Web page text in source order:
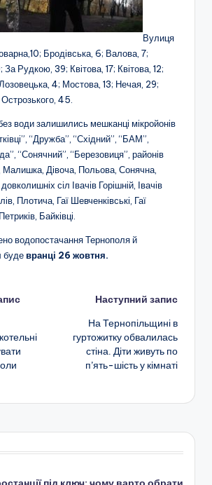
Вулиця
Бродівська, 6; Валова, 7;
За Рудкою, 39; Квітова, 17; Квітова, 12;
4; Мостова, 13; Нечая, 29;
45.
води залишились мешканці мікройонів
“Дружба”, “Східний”, “БАМ”,
“Сонячний”, “Березовиця”, районів
Малишка, Дівоча, Польова, Сонячна,
сіл Івачів Горішній, Івачів
Плотича, Гаї Шевченківські, Гаї
Байківці.
водопостачання Тернополя й
будевранці 26 жовтня.
Наступний запис
На Тернопільщині в
гуртожитку обвалилась
стіна. Діти живуть по
п’ять-шість у кімнаті